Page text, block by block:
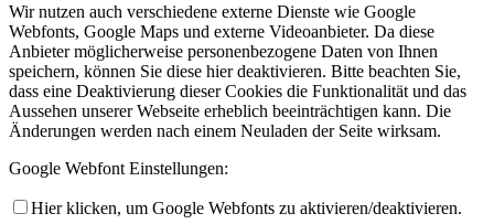
Wir nutzen auch verschiedene externe Dienste wie Google
Webfonts, Google Maps und externe Videoanbieter. Da diese
Anbieter möglicherweise personenbezogene Daten von Ihnen
speichern, können Sie diese hier deaktivieren. Bitte beachten Sie,
dass eine Deaktivierung dieser Cookies die Funktionalität und das
Aussehen unserer Webseite erheblich beeinträchtigen kann. Die
Änderungen werden nach einem Neuladen der Seite wirksam.
Google Webfont Einstellungen:
Hier klicken, um Google Webfonts zu aktivieren/deaktivieren.